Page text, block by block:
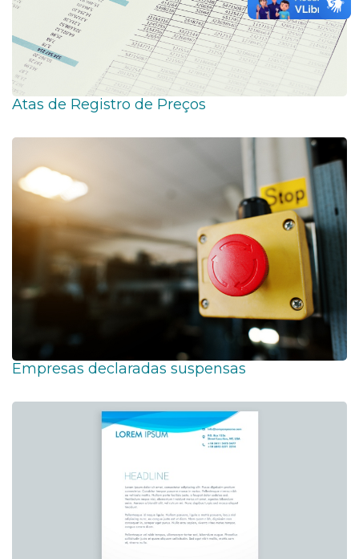
Atas de Registro de Preços
Empresas declaradas suspensas